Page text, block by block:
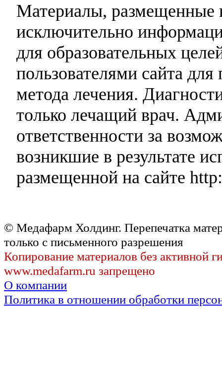
Материалы, размещенные
исключительно
для образовательных
пользователями сайта
метода лечения.
только лечащий врач.
ответственности за
возникшие в результате
размещенной на сайте
© Медафарм Холдинг. Перепечатка
только с письменного разрешения
Копирование материалов без активной
www.medafarm.ru запрещено
О компании
Политика в отношении обработки